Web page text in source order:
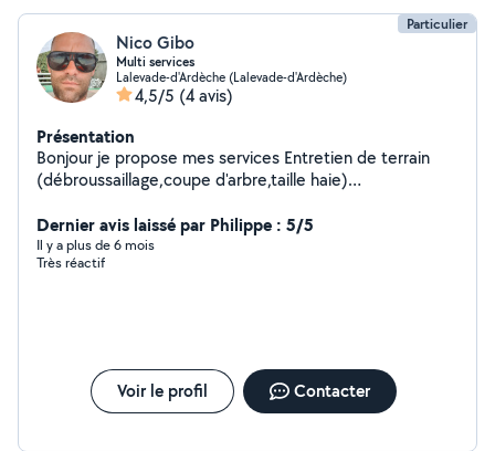
Particulier
Nico Gibo
Multi services
Lalevade-d'Ardèche (Lalevade-d'Ardèche)
4,5/5 (4 avis)
Présentation
Bonjour je propose mes services Entretien de terrain
(débroussaillage,coupe d'arbre,taille haie)
benne pour déchetterie ou déchet vert
Dernier avis laissé par Philippe : 5/5
Il y a plus de 6 mois
Très réactif
Voir le profil Contacter